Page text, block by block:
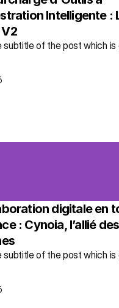
Intelligente :
subtitle of the post which is
digitale en
: Cynoia, l’allié
subtitle of the post which is